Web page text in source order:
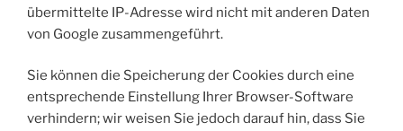
übermittelte IP-Adresse wird nicht mit anderen Daten
von Google zusammengeführt.
Sie können die Speicherung der Cookies durch eine
entsprechende Einstellung Ihrer Browser-Software
verhindern; wir weisen Sie jedoch darauf hin, dass Sie